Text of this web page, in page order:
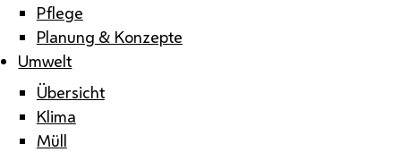
Pflege
Planung & Konzepte
Umwelt
Übersicht
Klima
Müll